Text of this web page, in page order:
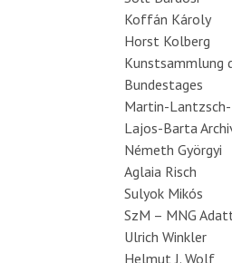
Koffán Károly
Horst Kolberg
Kunstsammlung
Bundestages
Martin-
Lajos-Barta
Németh Györgyi
Aglaia Risch
Sulyok Mikós
SzM – MNG
Ulrich Winkler
Helmut J. Wolf